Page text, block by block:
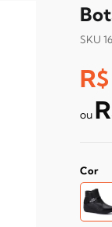
SKU
Cor